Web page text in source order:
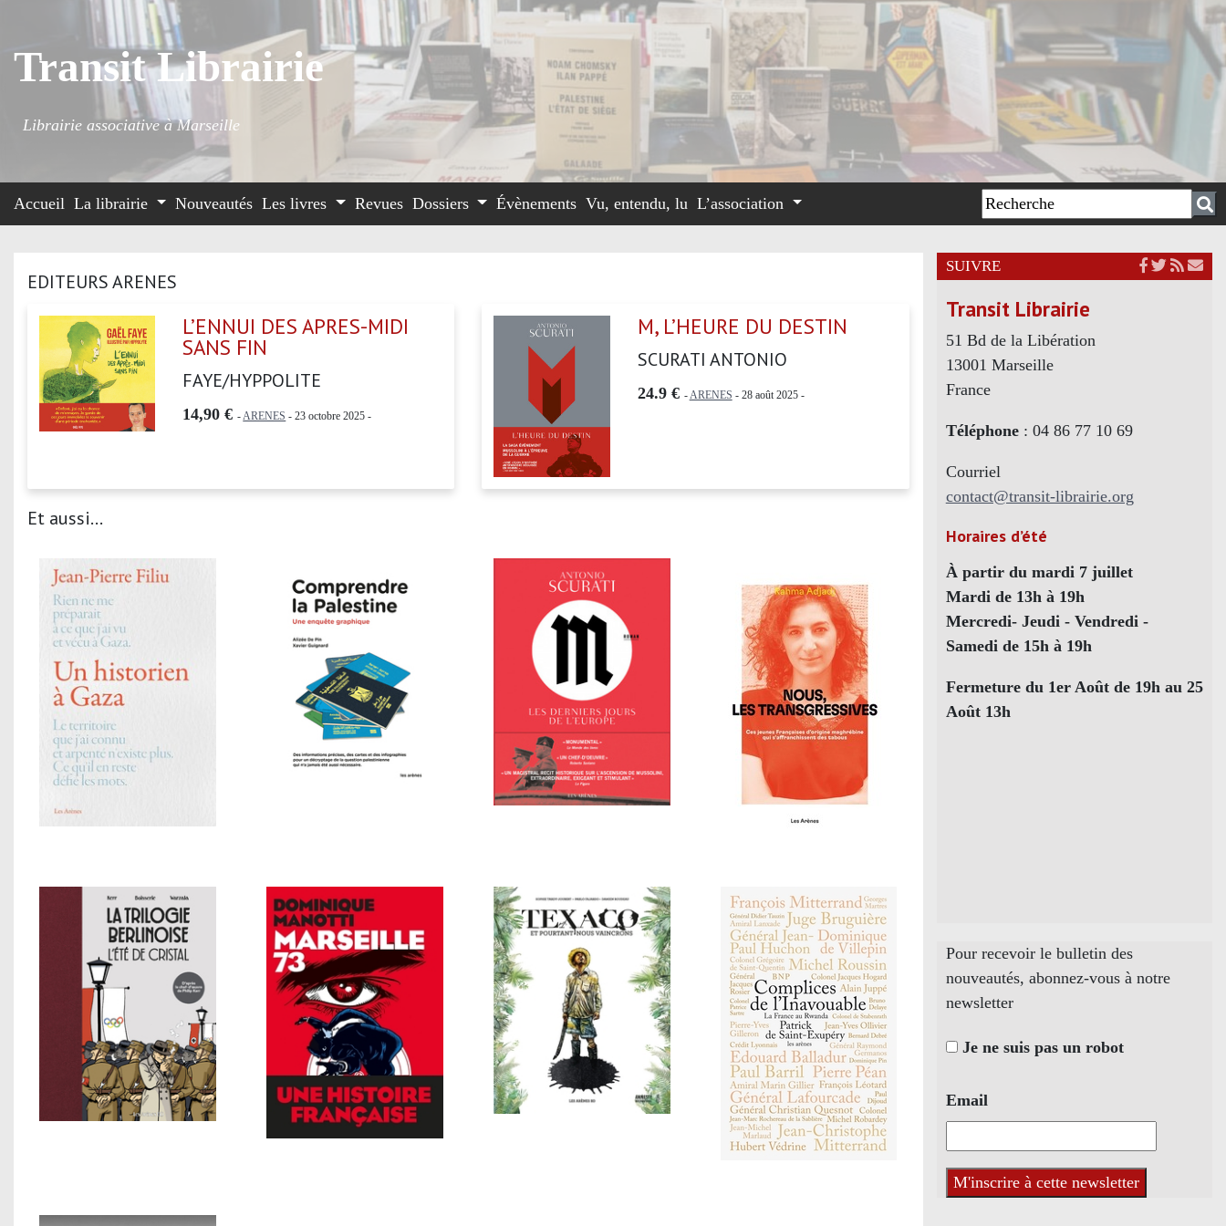
Transit Librairie
Librairie associative à Marseille
Accueil La librairie Nouveautés Les livres Revues Dossiers Évènements Vu, entendu, lu L’association
EDITEURS ARENES
L’ENNUI DES APRES-MIDI
SANS FIN
FAYE/HYPPOLITE
14,90 € -ARENES - 23 octobre 2025 -
M, L’HEURE DU DESTIN
SCURATI ANTONIO
24.9 € -ARENES - 28 août 2025 -
Et aussi...
SUIVRE
Transit Librairie
51 Bd de la Libération
13001 Marseille
France
Téléphone: 04 86 77 10 69
Courriel
contact@transit-librairie.org
Horaires d’été
À partir du mardi 7 juillet
Mardi de 13h à 19h
Mercredi- Jeudi - Vendredi -
Samedi de 15h à 19h
Fermeture du 1er Août de 19h au 25
Août 13h
Pour recevoir le bulletin des
nouveautés, abonnez-vous à notre
newsletter
Je ne suis pas un robot
Email